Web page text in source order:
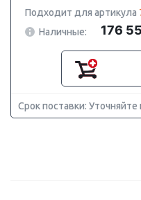
Подходит для артикула
Наличные:
176
Срок поставки: Уточняйте